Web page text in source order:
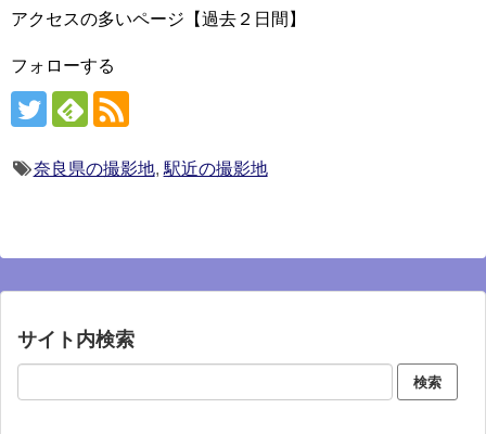
アクセスの多いページ【過去２日間】
フォローする
奈良県の撮影地, 駅近の撮影地
サイト内検索